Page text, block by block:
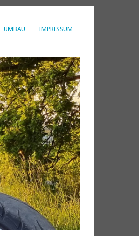
UMBAU IMPRESSUM